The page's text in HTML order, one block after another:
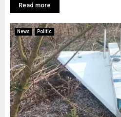
Read more
News Politic